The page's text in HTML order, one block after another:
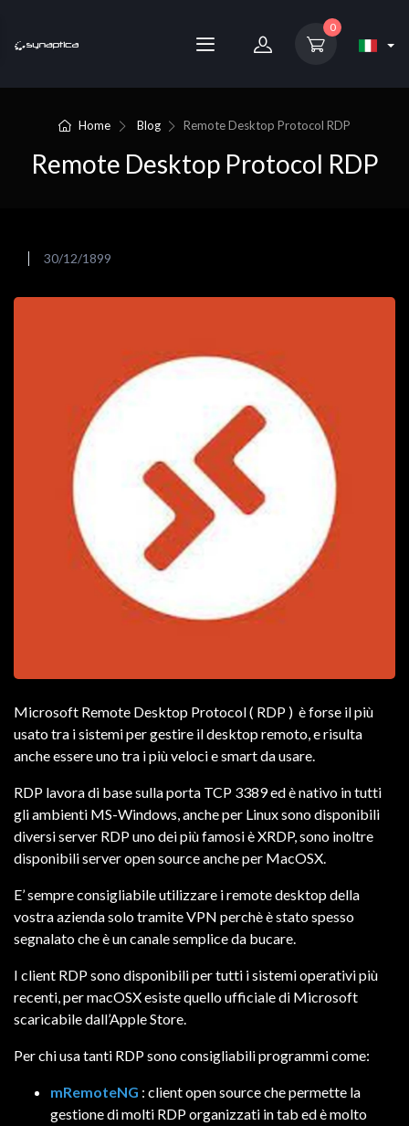
0
Home Blog Remote Desktop Protocol RDP
Remote Desktop Protocol RDP
30/12/1899
Microsoft Remote Desktop Protocol ( RDP ) è forse il più
usato tra i sistemi per gestire il desktop remoto, e risulta
anche essere uno tra i più veloci e smart da usare.
RDP lavora di base sulla porta TCP 3389 ed è nativo in tutti
gli ambienti MS-Windows, anche per Linux sono disponibili
diversi server RDP uno dei più famosi è XRDP, sono inoltre
disponibili server open source anche per MacOSX.
E’ sempre consigliabile utilizzare i remote desktop della
vostra azienda solo tramite VPN perchè è stato spesso
segnalato che è un canale semplice da bucare.
I client RDP sono disponibili per tutti i sistemi operativi più
recenti, per macOSX esiste quello ufficiale di Microsoft
scaricabile dall’Apple Store.
Per chi usa tanti RDP sono consigliabili programmi come:
mRemoteNG : client open source che permette la
gestione di molti RDP organizzati in tab ed è molto